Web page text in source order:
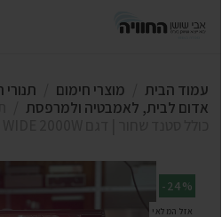
עמוד הבית מוצרי חימום
אדום לבית, לאמבטיה ולמרפסת
-24%
אזל המלאי